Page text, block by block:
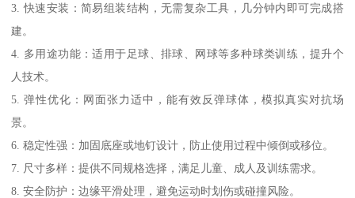
3. 快速安装：简易组装结构，无需复杂工具，几分钟内即可完成搭
建。
4. 多用途功能：适用于足球、排球、网球等多种球类训练，提升个
人技术。
5. 弹性优化：网面张力适中，能有效反弹球体，模拟真实对抗场
景。
6. 稳定性强：加固底座或地钉设计，防止使用过程中倾倒或移位。
7. 尺寸多样：提供不同规格选择，满足儿童、成人及训练需求。
8. 安全防护：边缘平滑处理，避免运动时划伤或碰撞风险。